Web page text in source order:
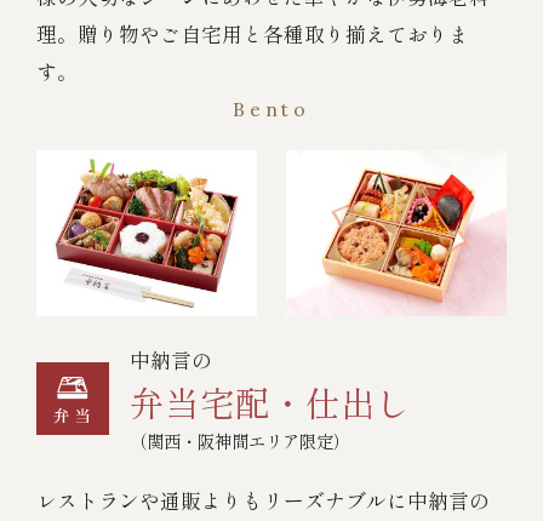
理。贈り物やご自宅用と各種取り揃えておりま
す。
Bento
中納言の
弁当宅配・仕出し
（関西・阪神間エリア限定）
レストランや通販よりもリーズナブルに中納言の